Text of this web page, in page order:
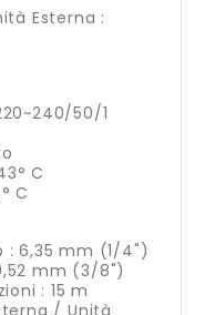
Esterna :
50/1
C
C
: 6,35 mm (1/4")
mm (3/8")
: 15 m